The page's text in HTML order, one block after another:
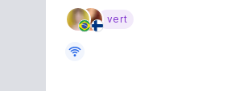
avslappende atmosfære
vert